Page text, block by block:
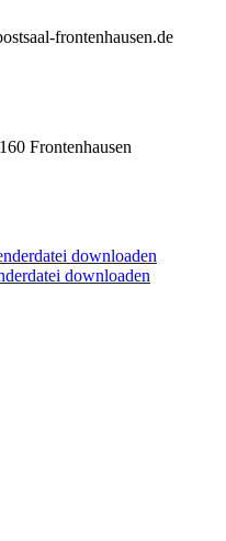
frontenhausen.de
Frontenhausen
downloaden
downloaden